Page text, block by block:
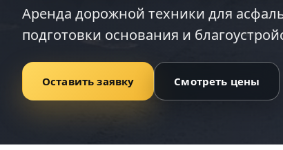
Аренда дорожной техники для
подготовки основания и
Оставить заявку Смотреть цены